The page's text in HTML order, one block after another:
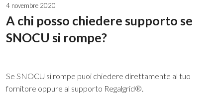
4 novembre 2020
A chi posso chiedere supporto se
SNOCU si rompe?
Se SNOCU si rompe puoi chiedere direttamente al tuo
fornitore oppure al supporto Regalgrid®.